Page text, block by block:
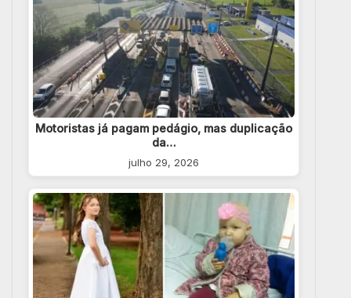
Motoristas já pagam pedágio, mas duplicação
da…
julho 29, 2026